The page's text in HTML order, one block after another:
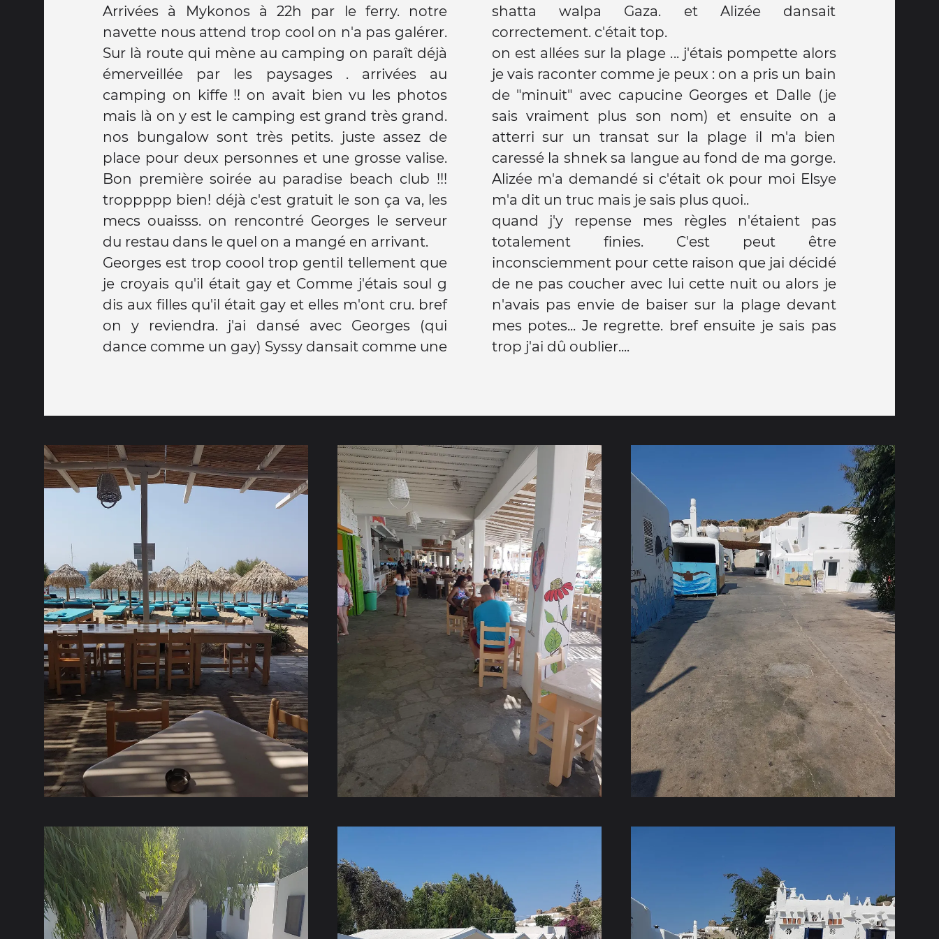
Arrivées à Mykonos à 22h par le ferry. notre
navette nous attend trop cool on n'a pas galérer.
Sur là route qui mène au camping on paraît déjà
émerveillée par les paysages . arrivées au
camping on kiffe !! on avait bien vu les photos
mais là on y est le camping est grand très grand.
nos bungalow sont très petits. juste assez de
place pour deux personnes et une grosse valise.
Bon première soirée au paradise beach club !!!
troppppp bien! déjà c'est gratuit le son ça va, les
mecs ouaisss. on rencontré Georges le serveur
du restau dans le quel on a mangé en arrivant.
Georges est trop coool trop gentil tellement que
je croyais qu'il était gay et Comme j'étais soul g
dis aux filles qu'il était gay et elles m'ont cru. bref
on y reviendra. j'ai dansé avec Georges (qui
dance comme un gay) Syssy dansait comme une
shatta walpa Gaza. et Alizée dansait
correctement. c'était top.
on est allées sur la plage ... j'étais pompette alors
je vais raconter comme je peux : on a pris un bain
de "minuit" avec capucine Georges et Dalle (je
sais vraiment plus son nom) et ensuite on a
atterri sur un transat sur la plage il m'a bien
caressé la shnek sa langue au fond de ma gorge.
Alizée m'a demandé si c'était ok pour moi Elsye
m'a dit un truc mais je sais plus quoi..
quand j'y repense mes règles n'étaient pas
totalement finies. C'est peut être
inconsciemment pour cette raison que jai décidé
de ne pas coucher avec lui cette nuit ou alors je
n'avais pas envie de baiser sur la plage devant
mes potes... Je regrette. bref ensuite je sais pas
trop j'ai dû oublier....